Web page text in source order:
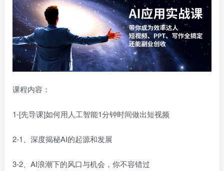
课程内容：
1-[先导课]如何用人工智能1分钟时间做出短视频
2-1、深度揭秘AI的起源和发展
3-2、AI浪潮下的风口与机会，你不容错过